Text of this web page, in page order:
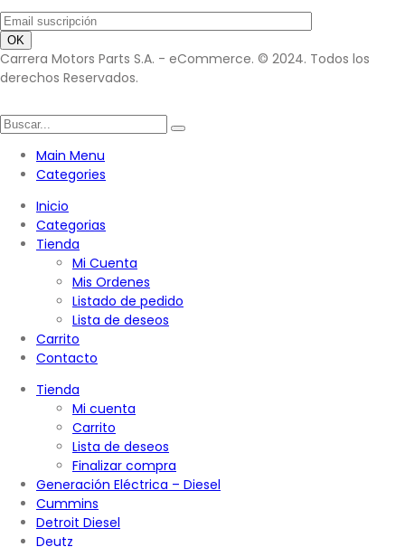
Carrera Motors Parts S.A. - eCommerce. © 2024. Todos los
derechos Reservados.
Main Menu
Categories
Inicio
Categorias
Tienda
Mi Cuenta
Mis Ordenes
Listado de pedido
Lista de deseos
Carrito
Contacto
Tienda
Mi cuenta
Carrito
Lista de deseos
Finalizar compra
Generación Eléctrica – Diesel
Cummins
Detroit Diesel
Deutz